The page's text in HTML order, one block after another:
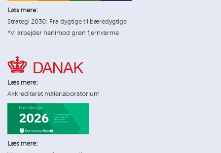
Læs mere:
Strategi 2030: Fra dygtige til bæredygtige
*Vi arbejder henimod grøn fjernvarme
Læs mere:
Akkrediteret målerlaboratorium
Læs mere: